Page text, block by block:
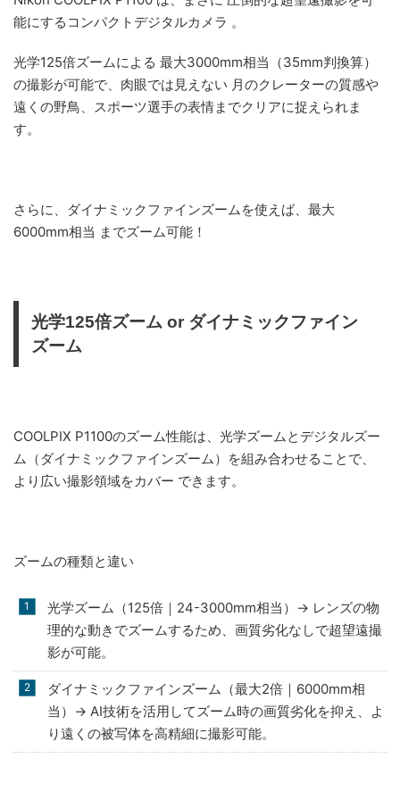
能にするコンパクトデジタルカメラ 。
光学125倍ズームによる 最大3000mm相当（35mm判換算）
の撮影が可能で、肉眼では見えない 月のクレーターの質感や
遠くの野鳥、スポーツ選手の表情までクリアに捉えられま
す。
さらに、ダイナミックファインズームを使えば、最大
6000mm相当 までズーム可能！
光学125倍ズーム or ダイナミックファイン
ズーム
COOLPIX P1100のズーム性能は、光学ズームとデジタルズー
ム（ダイナミックファインズーム）を組み合わせることで、
より広い撮影領域をカバー できます。
ズームの種類と違い
光学ズーム（125倍｜24-3000mm相当）→ レンズの物
理的な動きでズームするため、画質劣化なしで超望遠撮
影が可能。
ダイナミックファインズーム（最大2倍｜6000mm相
当）→ AI技術を活用してズーム時の画質劣化を抑え、よ
り遠くの被写体を高精細に撮影可能。